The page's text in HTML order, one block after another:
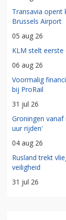
Transavia opent
Brussels Airport
05 aug 26
KLM stelt
06 aug 26
Voormalig
bij ProRail
31 jul 26
Groningen
uur rijden'
04 aug 26
Rusland trekt
veiligheid
31 jul 26